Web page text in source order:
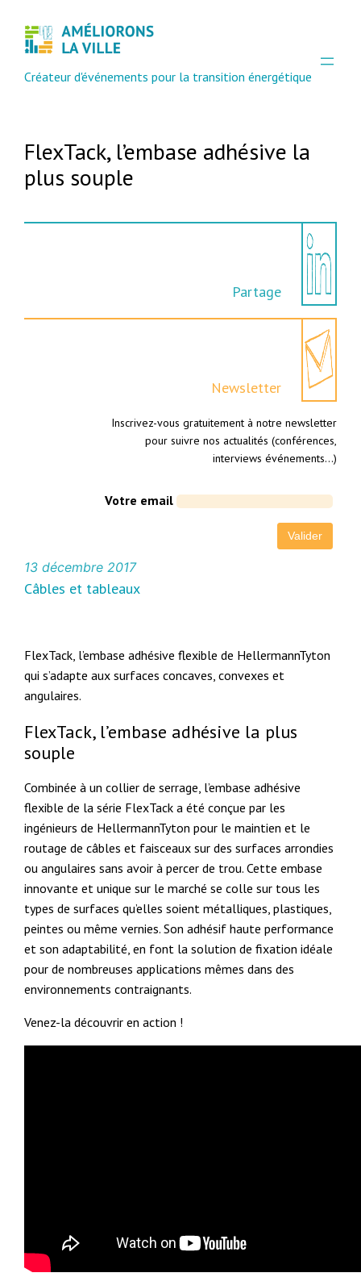
Créateur d'événements pour la transition énergétique
FlexTack, l’embase adhésive la
plus souple
Partage
Newsletter
Inscrivez-vous gratuitement à notre newsletter
pour suivre nos actualités (conférences,
interviews événements…)
Votre email
13 décembre 2017
Câbles et tableaux
FlexTack, l’embase adhésive flexible de HellermannTyton
qui s’adapte aux surfaces concaves, convexes et
angulaires.
FlexTack, l’embase adhésive la plus
souple
Combinée à un collier de serrage, l’embase adhésive
flexible de la série FlexTack a été conçue par les
ingénieurs de HellermannTyton pour le maintien et le
routage de câbles et faisceaux sur des surfaces arrondies
ou angulaires sans avoir à percer de trou. Cette embase
innovante et unique sur le marché se colle sur tous les
types de surfaces qu’elles soient métalliques, plastiques,
peintes ou même vernies. Son adhésif haute performance
et son adaptabilité, en font la solution de fixation idéale
pour de nombreuses applications mêmes dans des
environnements contraignants.
Venez-la découvrir en action !